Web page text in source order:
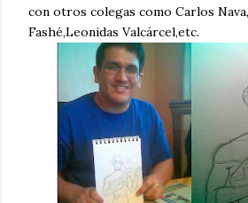
con otros colegas como Carlos
Fashé,Leonidas Valcárcel,etc.